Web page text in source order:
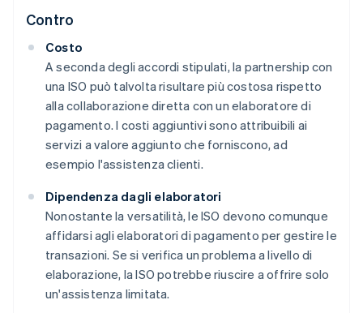
Contro
Costo
A seconda degli accordi stipulati, la partnership con
una ISO può talvolta risultare più costosa rispetto
alla collaborazione diretta con un elaboratore di
pagamento. I costi aggiuntivi sono attribuibili ai
servizi a valore aggiunto che forniscono, ad
esempio l'assistenza clienti.
Dipendenza dagli elaboratori
Nonostante la versatilità, le ISO devono comunque
affidarsi agli elaboratori di pagamento per gestire le
transazioni. Se si verifica un problema a livello di
elaborazione, la ISO potrebbe riuscire a offrire solo
un'assistenza limitata.